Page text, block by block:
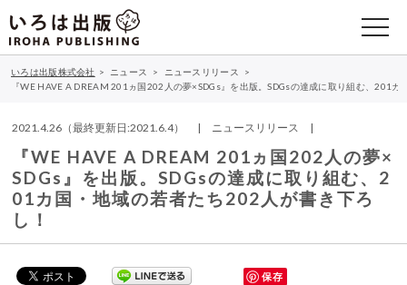
いろは出版株式会社 > ニュース > ニュースリリース
>
『WE HAVE A DREAM 201ヵ国202人の夢×SDGs』を出版。SDGsの達成に取り組む、201
2021.4.26（最終更新日:2021.6.4） | ニュースリリース |
『WE HAVE A DREAM 201ヵ国202人の夢×
SDGs』を出版。SDGsの達成に取り組む、2
01カ国・地域の若者たち202人が書き下ろ
し！
保存